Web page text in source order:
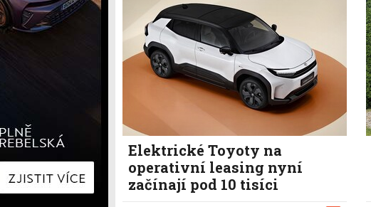
Hyundai
Kia
Mercedes-Benz
Peugeot
Renault
Škoda
Ostatní
Kia
Lexus
Mercedes-Benz
Renault
Škoda
Toyota
Volkswagen
Ostatní
Elektrické Toyoty na
operativní leasing nyní
začínají pod 10 tisíci